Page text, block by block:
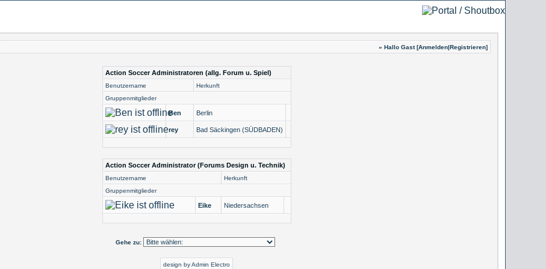
» Hallo Gast [Anmelden|Registrieren]
Action Soccer Administratoren (allg. Forum u. Spiel)
Benutzername
Herkunft
Gruppenmitglieder
Ben Berlin
rey Bad Säckingen (SÜDBADEN)
Action Soccer Administrator (Forums Design u. Technik)
Benutzername
Herkunft
Gruppenmitglieder
Eike Niedersachsen
Gehe zu:
design by Admin Electro